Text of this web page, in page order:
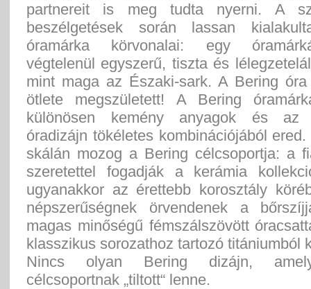
partnereit is meg tudta nyerni. A
beszélgetések során lassan
óramárka körvonalai: egy
végtelenül egyszerű, tiszta és
mint maga az Északi-sark. A Bering óra
ötlete megszületett! A Bering
különösen kemény anyagok és az
óradizájn tökéletes kombinációjából
skálán mozog a Bering célcsoportja: a
szeretettel fogadják a kerámia
ugyanakkor az érettebb korosztály
népszerűségnek örvendenek a
magas minőségű fémszálszövött
klasszikus sorozathoz tartozó titániumból
Nincs olyan Bering dizájn,
célcsoportnak „tiltott“ lenne.